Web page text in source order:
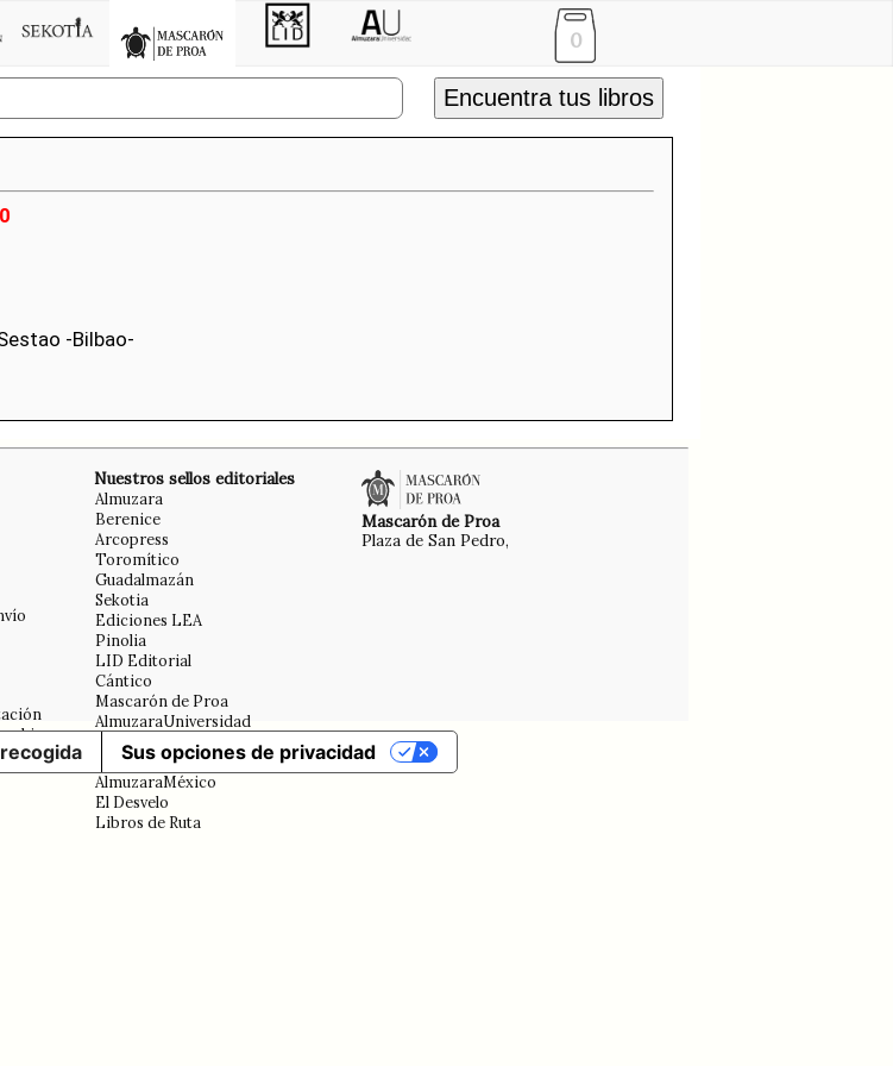
0
Encuentra tus libros
-Bilbao-
Nuestros sellos editoriales
Almuzara
Berenice
Arcopress
Toromítico
Guadalmazán
Sekotia
Ediciones LEA
Pinolia
LID Editorial
Cántico
Mascarón de Proa
AlmuzaraUniversidad
Erasmus
Libros en el bolsillo
AlmuzaraMéxico
El Desvelo
Libros de Ruta
Mascarón de Proa
Plaza de San Pedro,
Sus opciones de privacidad